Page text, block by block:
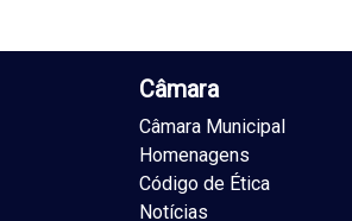
Câmara
Câmara Municipal
Homenagens
Código de Ética
Notícias